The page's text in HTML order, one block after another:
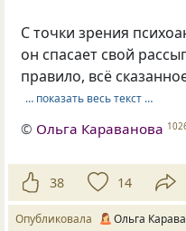
С точки зрения
он спасает свой
правило, всё
… показать весь текст …
© Ольга Караванова
38 14
Опубликовала Ольга